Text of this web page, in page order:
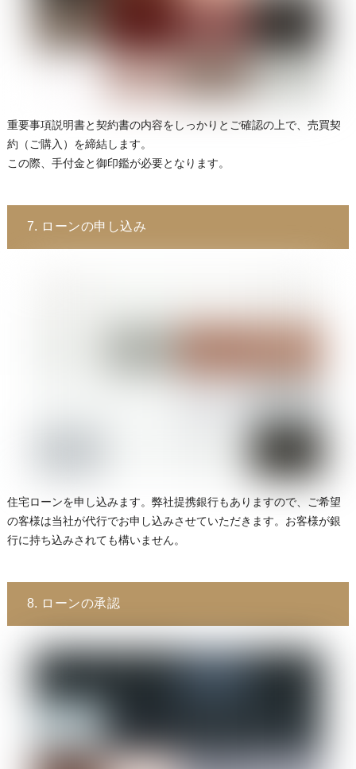
重要事項説明書と契約書の内容をしっかりとご確認の上で、売買契
約（ご購入）を締結します。
この際、手付金と御印鑑が必要となります。
7. ローンの申し込み
住宅ローンを申し込みます。弊社提携銀行もありますので、ご希望
の客様は当社が代行でお申し込みさせていただきます。お客様が銀
行に持ち込みされても構いません。
8. ローンの承認